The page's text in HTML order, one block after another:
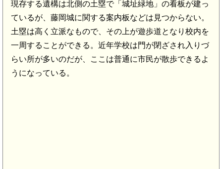
現存する遺構は北側の土塁で「城址緑地」の看板が建っ
ているが、藤岡城に関する案内板などは見つからない。
土塁は高く立派なもので、その上が遊歩道となり校内を
一周することができる。近年学校は門が閉ざされ入りづ
らい所が多いのだが、ここは普通に市民が散歩できるよ
うになっている。